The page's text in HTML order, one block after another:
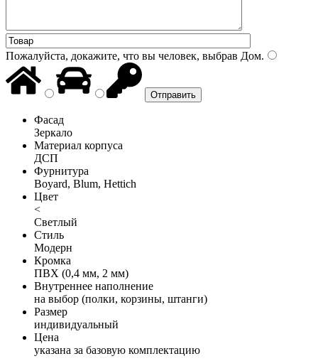
Пожалуйста, докажите, что вы человек, выбрав Дом.
Фасад
Зеркало
Материал корпуса
ДСП
Фурнитура
Boyard, Blum, Hettich
Цвет
<
Светлый
Стиль
Модерн
Кромка
ПВХ (0,4 мм, 2 мм)
Внутреннее наполнение
на выбор (полки, корзины, штанги)
Размер
индивидуальный
Цена
указана за базовую комплектацию